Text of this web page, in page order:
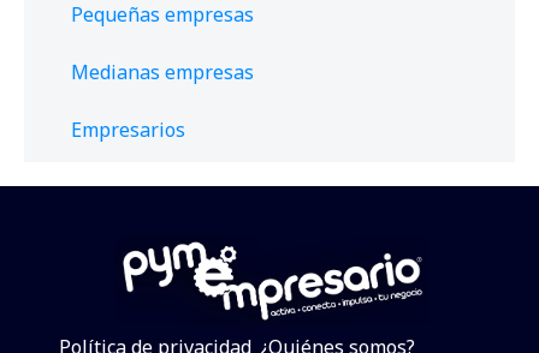
Pequeñas empresas
Medianas empresas
Empresarios
Política de privacidad ¿Quiénes somos?